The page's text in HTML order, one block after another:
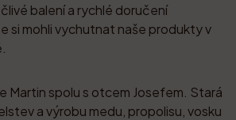
balení a rychlé doručení
si mohli vychutnat naše produkty v
Martin spolu s otcem Josefem. Stará
a výrobu medu, propolisu, vosku